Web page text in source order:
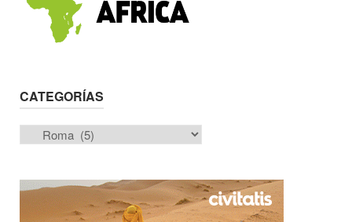
CATEGORÍAS
Categorías